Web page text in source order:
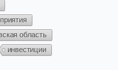
область
инвестиции